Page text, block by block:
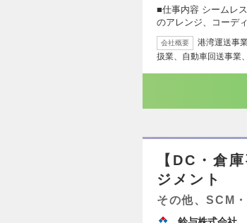
■仕事内容 シームレ
のアレンジ、コーデ
会社概要
港湾運送事
扱業、自動車回送事業
【DC・倉
ジメント
その他、SCM